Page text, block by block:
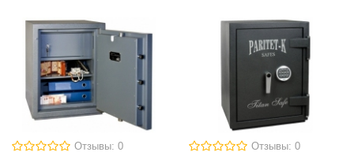
Отзывы: 0 Отзывы: 0